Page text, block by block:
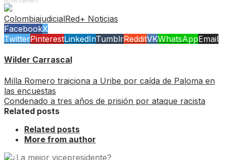
ColombiajudicialRed+ Noticias
FacebookX
TwitterPinterestLinkedInTumblrRedditVKWhatsAppEmail
Wilder Carrascal
Milla Romero traiciona a Uribe por caída de Paloma en
las encuestas
Condenado a tres años de prisión por ataque racista
Related posts
Related posts
More from author